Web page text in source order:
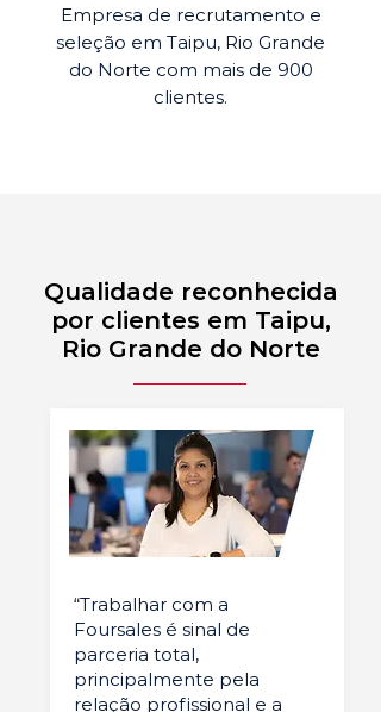
Empresa de recrutamento e
seleção em Taipu, Rio Grande
do Norte com mais de 900
clientes.
Qualidade reconhecida
por clientes em Taipu,
Rio Grande do Norte
“Trabalhar com a
Foursales é sinal de
parceria total,
principalmente pela
relação profissional e a